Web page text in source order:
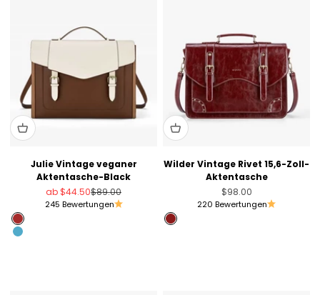
Julie Vintage veganer
Aktentasche-Black
Angebot
ab $44.50Regulärer Preis
$89.00
245 Bewertungen
Brown
Blau
Wilder Vintage Rivet 15,6-Zoll-
Aktentasche
Angebot
$98.00
220 Bewertungen
Angola Red